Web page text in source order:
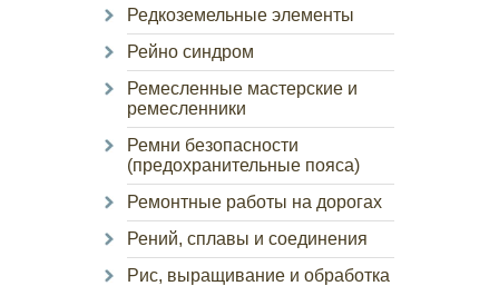
Редкоземельные элементы
Рейно синдром
Ремесленные мастерские и
ремесленники
Ремни безопасности
(предохранительные пояса)
Ремонтные работы на дорогах
Рений, сплавы и соединения
Рис, выращивание и обработка